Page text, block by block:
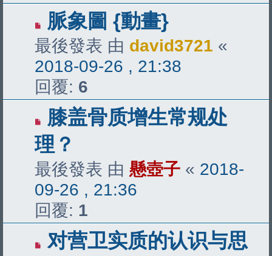
脈象圖 {動畫}
最後發表 由 david3721 «
2018-09-26 , 21:38
回覆: 6
膝盖骨质增生常规处
理？
最後發表 由 懸壺子 « 2018-
09-26 , 21:36
回覆: 1
对营卫实质的认识与思